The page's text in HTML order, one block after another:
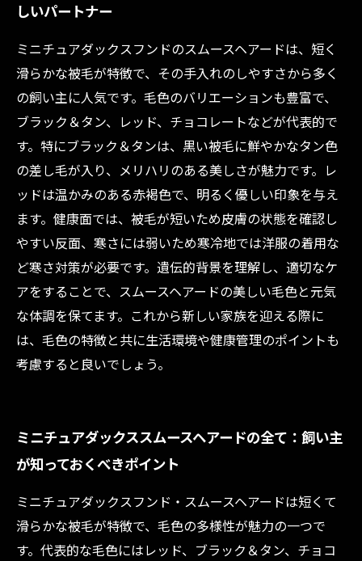
しいパートナー
ミニチュアダックスフンドのスムースヘアードは、短く
滑らかな被毛が特徴で、その手入れのしやすさから多く
の飼い主に人気です。毛色のバリエーションも豊富で、
ブラック＆タン、レッド、チョコレートなどが代表的で
す。特にブラック＆タンは、黒い被毛に鮮やかなタン色
の差し毛が入り、メリハリのある美しさが魅力です。レ
ッドは温かみのある赤褐色で、明るく優しい印象を与え
ます。健康面では、被毛が短いため皮膚の状態を確認し
やすい反面、寒さには弱いため寒冷地では洋服の着用な
ど寒さ対策が必要です。遺伝的背景を理解し、適切なケ
アをすることで、スムースヘアードの美しい毛色と元気
な体調を保てます。これから新しい家族を迎える際に
は、毛色の特徴と共に生活環境や健康管理のポイントも
考慮すると良いでしょう。
ミニチュアダックススムースヘアードの全て：飼い主
が知っておくべきポイント
ミニチュアダックスフンド・スムースヘアードは短くて
滑らかな被毛が特徴で、毛色の多様性が魅力の一つで
す。代表的な毛色にはレッド、ブラック＆タン、チョコ